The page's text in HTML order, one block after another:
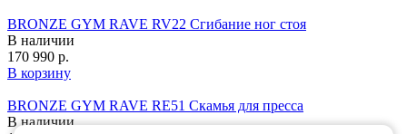
BRONZE GYM RAVE RV22 Сгибание ног стоя
В наличии
170 990 р.
В корзину
BRONZE GYM RAVE RE51 Скамья для пресса
В наличии